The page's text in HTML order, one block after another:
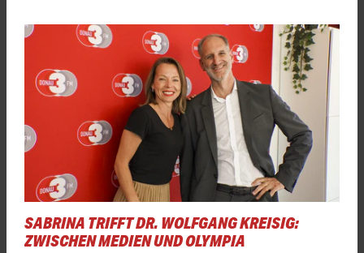
SABRINA TRIFFT DR. WOLFGANG KREISIG:
ZWISCHEN MEDIEN UND OLYMPIA